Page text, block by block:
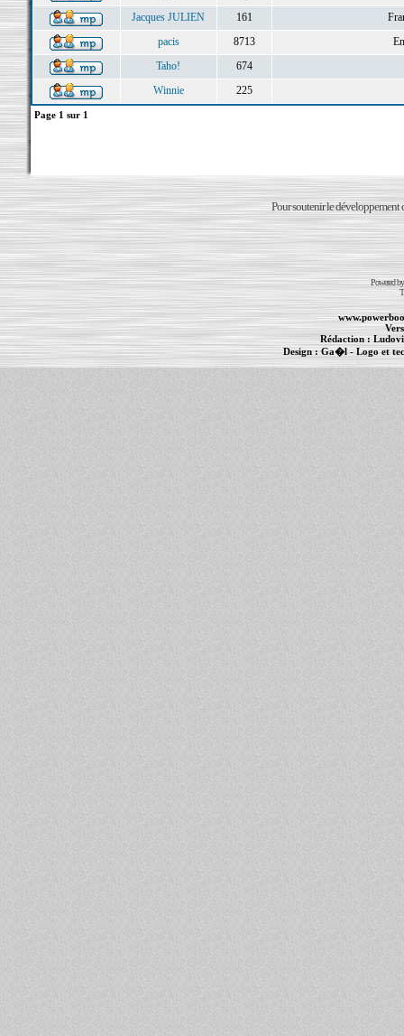
Jacques JULIEN
161
pacis
8713
Taho!
674
Winnie
225
Page 1 sur 1
Pour soutenir le développement
Powered
Rédaction :
Design : Ga�l- Logo et